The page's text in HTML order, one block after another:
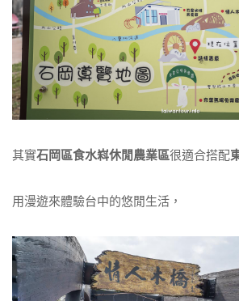
其實石岡區食水嵙休閒農業區很適合搭配
用漫遊來體驗台中的悠閒生活，